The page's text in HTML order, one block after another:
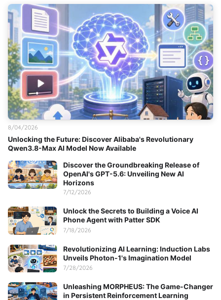
Unlocking the Future: Discover Alibaba's Revolutionary
Qwen3.8-Max AI Model Now Available
8/04/2026
Discover the Groundbreaking Release of
OpenAI's GPT-5.6: Unveiling New AI
Horizons
7/12/2026
Unlock the Secrets to Building a Voice AI
Phone Agent with Patter SDK
7/18/2026
Revolutionizing AI Learning: Induction Labs
Unveils Photon-1's Imagination Model
7/28/2026
Unleashing MORPHEUS: The Game-Changer
in Persistent Reinforcement Learning